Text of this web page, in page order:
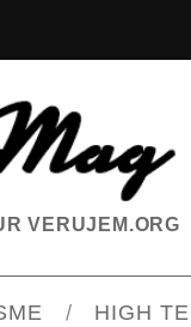
VERUJEM.ORG
HIGH